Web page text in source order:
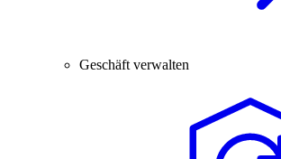
Geschäft verwalten